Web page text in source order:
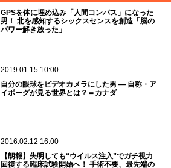
GPSを体に埋め込み「人間コンパス」になった
男！ 北を感知するシックスセンスを創造「脳の
パワー解き放った」
2019.01.15 10:00
自分の眼球をビデオカメラにした男 ― 自称・ア
イボーグが見る世界とは？＝カナダ
2016.02.12 16:00
【朗報】失明しても“ウイルス注入”でガチ視力
回復する臨床試験開始へ！ 手術不要、最先端の